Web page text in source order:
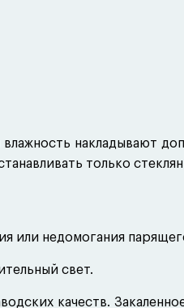
накладывают
только
или недомогания
свет.
качеств.